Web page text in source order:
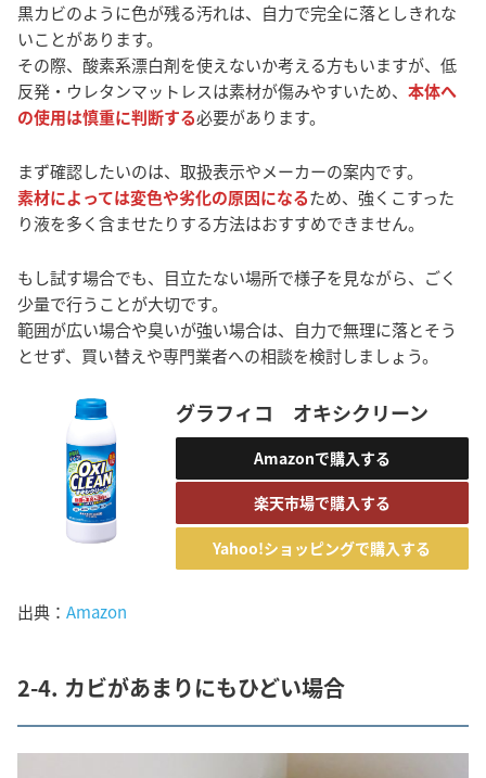
黒カビのように色が残る汚れは、自力で完全に落としきれな
いことがあります。
その際、酸素系漂白剤を使えないか考える方もいますが、低
反発・ウレタンマットレスは素材が傷みやすいため、 本体へ
の使用は慎重に判断する必要があります。
まず確認したいのは、取扱表示やメーカーの案内です。
素材によっては変色や劣化の原因になるため、強くこすった
り液を多く含ませたりする方法はおすすめできません。
もし試す場合でも、目立たない場所で様子を見ながら、ごく
少量で行うことが大切です。
範囲が広い場合や臭いが強い場合は、自力で無理に落とそう
とせず、買い替えや専門業者への相談を検討しましょう。
グラフィコ オキシクリーン
Amazonで購入する
楽天市場で購入する
Yahoo!ショッピングで購入する
出典： Amazon
2-4. カビがあまりにもひどい場合